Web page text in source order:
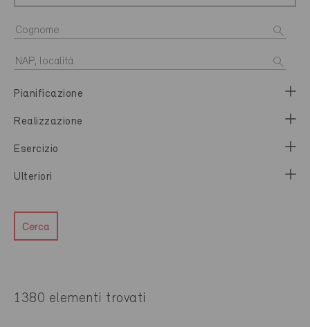
Pianificazione
Realizzazione
Esercizio
Ulteriori
Cerca
1380 elementi trovati